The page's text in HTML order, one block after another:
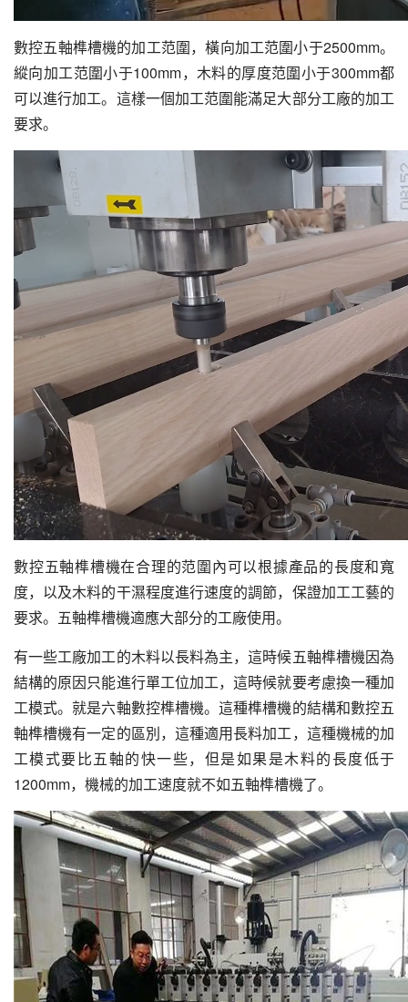
數控五軸榫槽機的加工范圍，橫向加工范圍小于2500mm。
縱向加工范圍小于100mm，木料的厚度范圍小于300mm都
可以進行加工。這樣一個加工范圍能滿足大部分工廠的加工
要求。
數控五軸榫槽機在合理的范圍內可以根據產品的長度和寬
度，以及木料的干濕程度進行速度的調節，保證加工工藝的
要求。五軸榫槽機適應大部分的工廠使用。
有一些工廠加工的木料以長料為主，這時候五軸榫槽機因為
結構的原因只能進行單工位加工，這時候就要考慮換一種加
工模式。就是六軸數控榫槽機。這種榫槽機的結構和數控五
軸榫槽機有一定的區別，這種適用長料加工，這種機械的加
工模式要比五軸的快一些，但是如果是木料的長度低于
1200mm，機械的加工速度就不如五軸榫槽機了。